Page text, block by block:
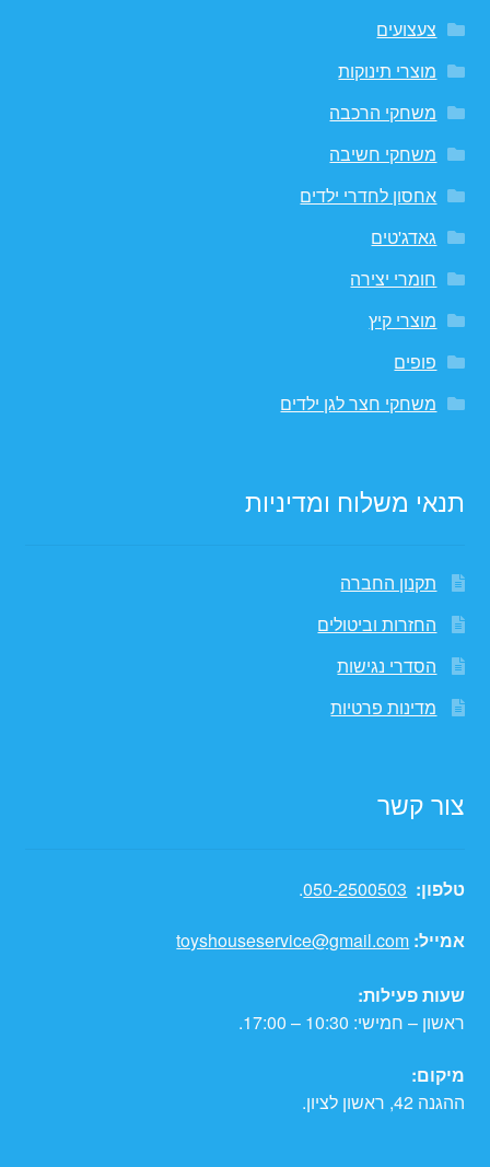
צעצועים
מוצרי תינוקות
משחקי הרכבה
משחקי חשיבה
אחסון לחדרי ילדים
גאדג'טים
חומרי יצירה
מוצרי קיץ
פופים
משחקי חצר לגן ילדים
תנאי משלוח ומדיניות
תקנון החברה
החזרות וביטולים
הסדרי נגישות
מדינות פרטיות
צור קשר
טלפון: 050-2500503
.
אמייל: toyshouseservice@gmail.com
שעות פעילות:
ראשון – חמישי: 10:30 – 17:00.
מיקום:
ההגנה 42, ראשון לציון.